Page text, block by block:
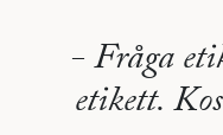
- Fråga
etikett.